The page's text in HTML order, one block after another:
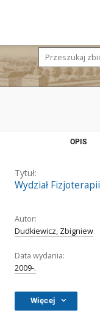
OPIS
Tytuł:
Wydział Fizjoterapii
Autor:
Dudkiewicz, Zbigniew
Data wydania:
2009-.
Więcej